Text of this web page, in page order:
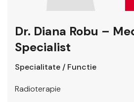
Dr. Diana Robu –
Specialist
Specialitate / Functie
Radioterapie